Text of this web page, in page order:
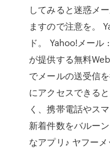
してみると迷惑メ
ますので注意を。
ド。 Yahoo!メール
が提供する無料
でメールの送受信
にアクセスできる
く、携帯電話やス
新着件数をバルー
なアプリ♪ ヤフー